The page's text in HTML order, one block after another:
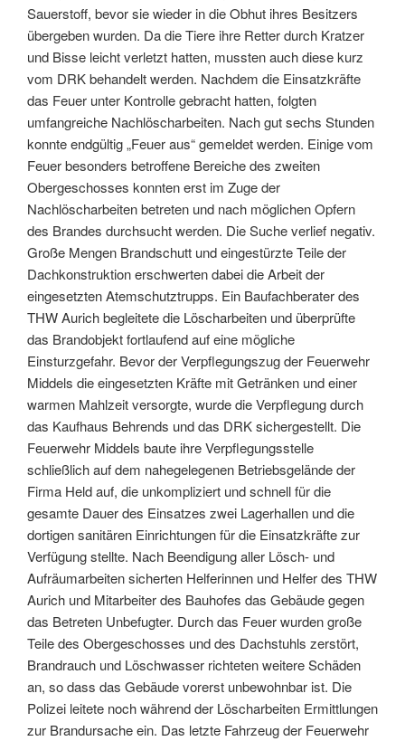
Sauerstoff, bevor sie wieder in die Obhut ihres Besitzers
übergeben wurden. Da die Tiere ihre Retter durch Kratzer
und Bisse leicht verletzt hatten, mussten auch diese kurz
vom DRK behandelt werden. Nachdem die Einsatzkräfte
das Feuer unter Kontrolle gebracht hatten, folgten
umfangreiche Nachlöscharbeiten. Nach gut sechs Stunden
konnte endgültig „Feuer aus“ gemeldet werden. Einige vom
Feuer besonders betroffene Bereiche des zweiten
Obergeschosses konnten erst im Zuge der
Nachlöscharbeiten betreten und nach möglichen Opfern
des Brandes durchsucht werden. Die Suche verlief negativ.
Große Mengen Brandschutt und eingestürzte Teile der
Dachkonstruktion erschwerten dabei die Arbeit der
eingesetzten Atemschutztrupps. Ein Baufachberater des
THW Aurich begleitete die Löscharbeiten und überprüfte
das Brandobjekt fortlaufend auf eine mögliche
Einsturzgefahr. Bevor der Verpflegungszug der Feuerwehr
Middels die eingesetzten Kräfte mit Getränken und einer
warmen Mahlzeit versorgte, wurde die Verpflegung durch
das Kaufhaus Behrends und das DRK sichergestellt. Die
Feuerwehr Middels baute ihre Verpflegungsstelle
schließlich auf dem nahegelegenen Betriebsgelände der
Firma Held auf, die unkompliziert und schnell für die
gesamte Dauer des Einsatzes zwei Lagerhallen und die
dortigen sanitären Einrichtungen für die Einsatzkräfte zur
Verfügung stellte. Nach Beendigung aller Lösch- und
Aufräumarbeiten sicherten Helferinnen und Helfer des THW
Aurich und Mitarbeiter des Bauhofes das Gebäude gegen
das Betreten Unbefugter. Durch das Feuer wurden große
Teile des Obergeschosses und des Dachstuhls zerstört,
Brandrauch und Löschwasser richteten weitere Schäden
an, so dass das Gebäude vorerst unbewohnbar ist. Die
Polizei leitete noch während der Löscharbeiten Ermittlungen
zur Brandursache ein. Das letzte Fahrzeug der Feuerwehr